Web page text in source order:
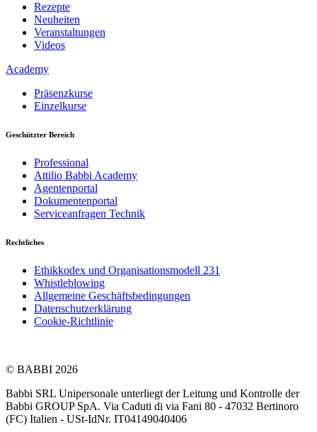
Rezepte
Neuheiten
Veranstaltungen
Videos
Academy
Präsenzkurse
Einzelkurse
Geschützter Bereich
Professional
Attilio Babbi Academy
Agentenportal
Dokumentenportal
Serviceanfragen Technik
Rechtliches
Ethikkodex und Organisationsmodell 231
Whistleblowing
Allgemeine Geschäftsbedingungen
Datenschutzerklärung
Cookie-Richtlinie
© BABBI 2026
Babbi SRL Unipersonale unterliegt der Leitung und Kontrolle der
Babbi GROUP SpA. Via Caduti di via Fani 80 - 47032 Bertinoro
(FC) Italien - USt-IdNr. IT04149040406